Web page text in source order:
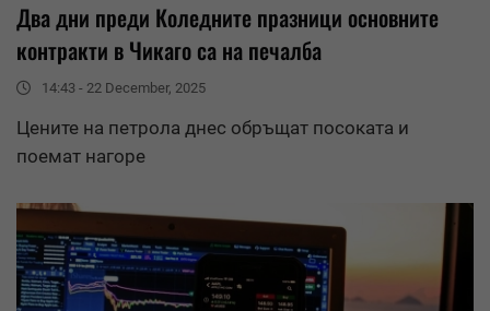
Два дни преди Коледните празници основните
контракти в Чикаго са на печалба
14:43 - 22 December, 2025
Цените на петрола днес обръщат посоката и
поемат нагоре